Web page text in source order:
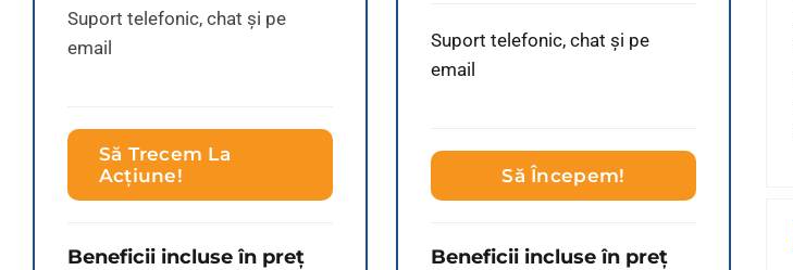
Suport telefonic, chat și pe
email
Să Trecem La
Acțiune!
Beneficii incluse în preț
Suport telefonic, chat și pe
email
Să Începem!
Beneficii incluse în preț